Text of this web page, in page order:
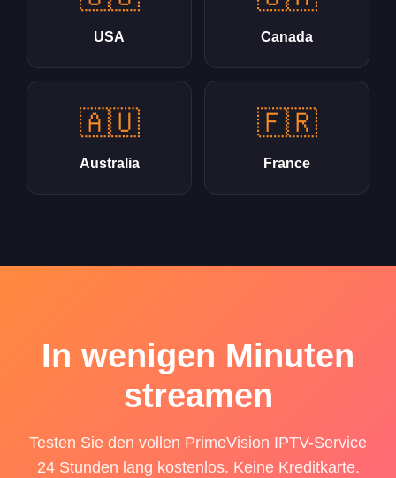
USA Canada
🇦🇺
Australia
🇫🇷
France
In wenigen Minuten
streamen
Testen Sie den vollen PrimeVision IPTV-Service
24 Stunden lang kostenlos. Keine Kreditkarte.